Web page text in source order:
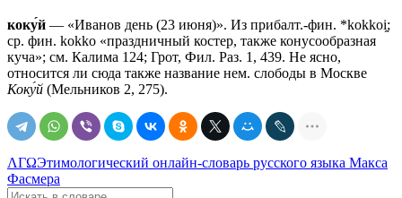
коку́й — «Иванов день (23 июня)». Из прибалт.-фин. *kokkoi̯;
ср. фин. kokko «праздничный костер, также конусообразная
куча»; см. Калима 124; Грот, Фил. Раз. 1, 439. Не ясно,
относится ли сюда также название нем. слободы в Москве
Коку́й (Мельников 2, 275).
ΛΓΩЭтимологический онлайн-словарь русского языка Макса
Фасмера